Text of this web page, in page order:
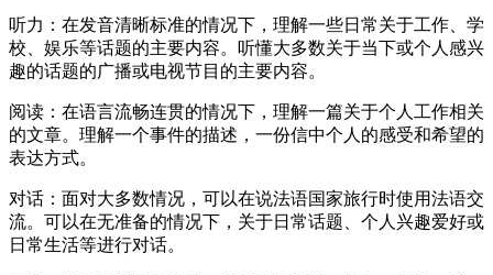
听力：在发音清晰标准的情况下，理解一些日常关于工作、学
校、娱乐等话题的主要内容。听懂大多数关于当下或个人感兴
趣的话题的广播或电视节目的主要内容。
阅读：在语言流畅连贯的情况下，理解一篇关于个人工作相关
的文章。理解一个事件的描述，一份信中个人的感受和希望的
表达方式。
对话：面对大多数情况，可以在说法语国家旅行时使用法语交
流。可以在无准备的情况下，关于日常话题、个人兴趣爱好或
日常生活等进行对话。